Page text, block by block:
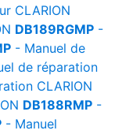
CLARION
DB189RGMP -
- Manuel de
de réparation
CLARION
DB188RMP -
- Manuel